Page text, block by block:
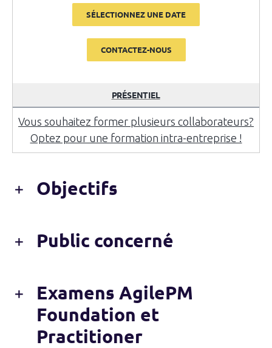
SÉLECTIONNEZ UNE DATE
CONTACTEZ-NOUS
PRÉSENTIEL
Vous souhaitez former plusieurs collaborateurs?
Optez pour une formation intra-entreprise !
Objectifs
Public concerné
Examens AgilePM
Foundation et
Practitioner